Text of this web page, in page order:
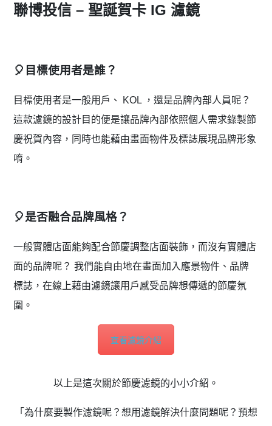
聯博投信 – 聖誕賀卡 IG 濾鏡
🎈目標使用者是誰？
目標使用者是一般用戶、 KOL ，還是品牌內部人員呢？
這款濾鏡的設計目的便是讓品牌內部依照個人需求錄製節
慶祝賀內容，同時也能藉由畫面物件及標誌展現品牌形象
唷。
🎈是否融合品牌風格？
一般實體店面能夠配合節慶調整店面裝飾，而沒有實體店
面的品牌呢？ 我們能自由地在畫面加入應景物件、品牌
標誌，在線上藉由濾鏡讓用戶感受品牌想傳遞的節慶氛
圍。
查看濾鏡介紹
以上是這次關於節慶濾鏡的小小介紹。
「為什麼要製作濾鏡呢？想用濾鏡解決什麼問題呢？預想